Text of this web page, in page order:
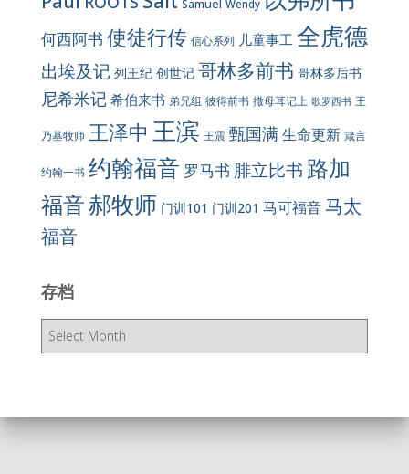
Samuel Wendy
何西阿书 使徒行传 信心系列 儿童事工 全虎德
出埃及记 列王纪 创世记 哥林多前书 哥林多后书
尼希米记 希伯来书 弟兄组 彼得前书 撒母耳记上 歌罗西书 王
乃基牧师 王泽中 王滨 王震 甄国满生命更新 箴言
约翰一书 约翰福音 罗马书 腓立比书 路加
福音郝牧师 门训101 门训201 马可福音马太
福音
存档
存